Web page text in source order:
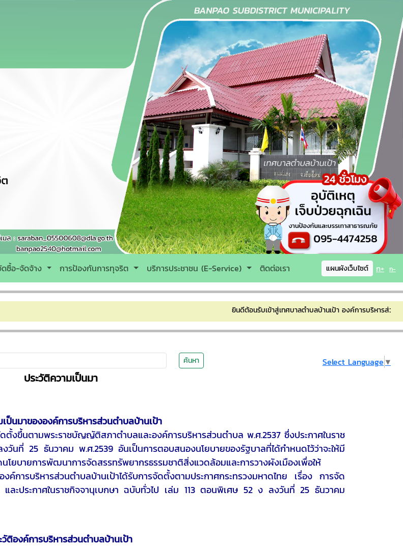
ซื้อ-จัดจ้าง การป้องกันการทุจริต บริการประชาชน (E-Service) ติดต่อเรา แผนผังเว็บไซต์ ก+ ก-
ยินดีต้อนรับเข้าสู่เทศบาลตำบลบ้านเป้า องค์การบริหารส่วนต
ค้นหา Select Language ▼
ประวัติความเป็นมา
เป็นมาขององค์การบริหารส่วนตำบลบ้านเป้า
ตามพระราชบัญญัติสภาตำบลและองค์การบริหารส่วนตำบล พ.ศ.2537 ซึ่งประกาศในราช
นที่ 25 ธันวาคม พ.ศ.2539 อันเป็นการตอบสนองนโยบายของรัฐบาลที่ได้กำหนดไว้ว่าจะให้มี
โยบายการพัฒนาการจัดสรรทรัพยากรธรรมชาติสิ่งแวดล้อมและการวางผังเมืองเพื่อให้
ค์การบริหารส่วนตำบลบ้านเป้าได้รับการจัดตั้งตามประกาศกระทรวงมหาดไทย เรื่อง การจัด
ะประกาศในราชกิจจานุเบกษา ฉบับทั่วไป เล่ม 113 ตอนพิเศษ 52 ง ลงวันที่ 25 ธันวาคม
วัติองค์การบริหารส่วนตำบลบ้านเป้า